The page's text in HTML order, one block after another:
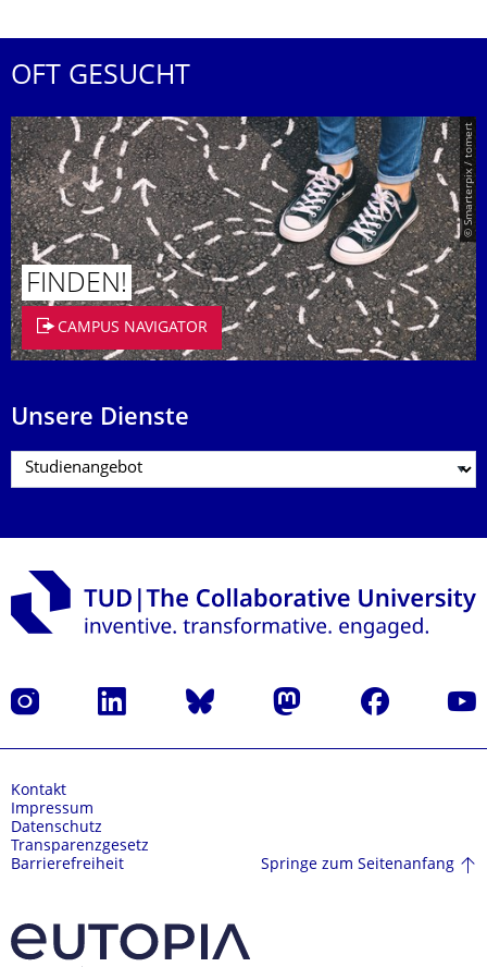
OFT GESUCHT
© Smarterpix / tomert
FINDEN!
CAMPUS NAVIGATOR
Unsere Dienste
Instagram LinkedIn Bluesky Mastodon Facebook
Kontakt
Impressum
Datenschutz
Transparenzgesetz
Barrierefreiheit
Springe zum Seitenanfang